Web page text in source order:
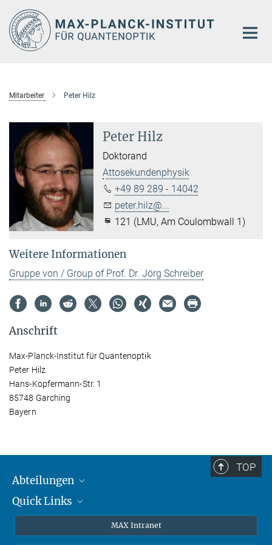
Hauptinhalt
Mitarbeiter Peter Hilz
Peter Hilz
Doktorand
Attosekundenphysik
+49 89 289 - 14042
peter.hilz@...
121 (LMU, Am Coulombwall 1)
Weitere Informationen
Gruppe von / Group of Prof. Dr. Jörg Schreiber
Anschrift
Max-Planck-Institut für Quantenoptik
Peter Hilz
Hans-Kopfermann-Str. 1
85748 Garching
Bayern
TOP
Abteilungen
Attosekundenphysik
Quick Links
MAX Intranet